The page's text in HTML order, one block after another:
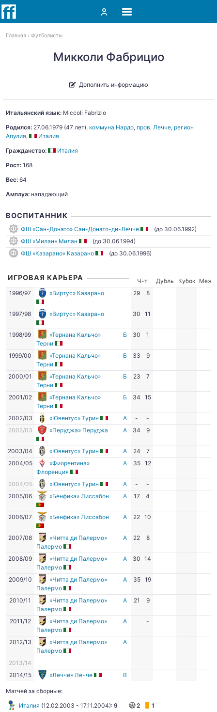
Главная Футболисты
Микколи Фабрицио
Дополнить информацию
Итальянский язык: Miccoli Fabrizio
Родился: 27.06.1979 (47 лет), коммуна Нардо, пров. Лечче, регион
Апулия,
Италия
Гражданство:
Италия
Рост: 168
Вес: 64
Амплуа: нападающий
ВОСПИТАННИК
ФШ «Сан-Донато» Сан-Донато-ди-Лечче
(до 30.06.1992)
ФШ «Милан» Милан
(до 30.06.1994)
ФШ «Казарано» Казарано
(до 30.06.1996)
ИГРОВАЯ КАРЬЕРА Ч-т Дубль Кубок
Межд.
1996/97
«Виртус» Казарано 29 8
1997/98 «Виртус» Казарано 30 11
1998/99
«Тернана Кальчо»
Терни
Б 30 1
1999/00
«Тернана Кальчо»
Терни
Б 33 9
2000/01
«Тернана Кальчо»
Терни
Б 23 7
2001/02
«Тернана Кальчо»
Терни
Б 34 15
2002/03 «Ювентус» Турин А -
-
2002/03
«Перуджа» Перуджа А 34 9
2003/04 «Ювентус» Турин А 24
7
2004/05
«Фиорентина»
Флоренция
А 35 12
2004/05 «Ювентус» Турин А -
-
2005/06
«Бенфика» Лиссабон А 17 4
2006/07 «Бенфика» Лиссабон А 22 10
2007/08
«Читта ди Палермо»
Палермо
А 22 8
2008/09
«Читта ди Палермо»
Палермо
А 30 14
2009/10
«Читта ди Палермо»
Палермо
А 35 19
2010/11
«Читта ди Палермо»
Палермо
А 21 9
2011/12
«Читта ди Палермо»
Палермо
А -
2012/13
«Читта ди Палермо»
Палермо
А
2013/14
2014/15
«Лечче» Лечче В
Матчей за сборные:
Италия (12.02.2003 - 17.11.2004): 9 2 1